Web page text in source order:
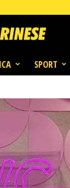
SPORT